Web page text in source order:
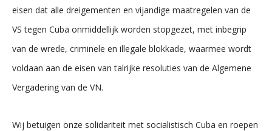
eisen dat alle dreigementen en vijandige maatregelen van de
VS tegen Cuba onmiddellijk worden stopgezet, met inbegrip
van de wrede, criminele en illegale blokkade, waarmee wordt
voldaan aan de eisen van talrijke resoluties van de Algemene
Vergadering van de VN.
Wij betuigen onze solidariteit met socialistisch Cuba en roepen